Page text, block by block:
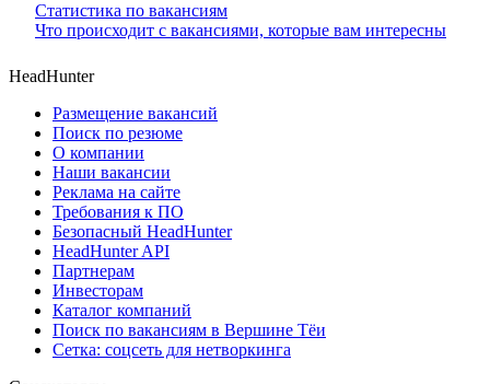
Статистика по вакансиям
Что происходит с вакансиями, которые вам интересны
HeadHunter
Размещение вакансий
Поиск по резюме
О компании
Наши вакансии
Реклама на сайте
Требования к ПО
Безопасный HeadHunter
HeadHunter API
Партнерам
Инвесторам
Каталог компаний
Поиск по вакансиям в Вершине Тёи
Сетка: соцсеть для нетворкинга